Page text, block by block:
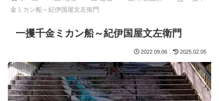
金ミカン船～紀伊国屋文左衛門
一攫千金ミカン船～紀伊国屋文左衛門
2022.09.06 2025.02.05